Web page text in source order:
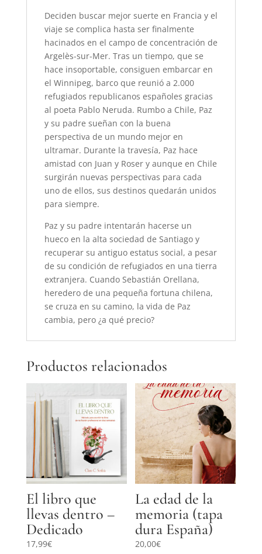
Deciden buscar mejor suerte en Francia y el
viaje se complica hasta ser finalmente
hacinados en el campo de concentración de
Argelès-sur-Mer. Tras un tiempo, que se
hace insoportable, consiguen embarcar en
el Winnipeg, barco que reunió a 2.000
refugiados republicanos españoles gracias
al poeta Pablo Neruda. Rumbo a Chile, Paz
y su padre sueñan con la buena
perspectiva de un mundo mejor en
ultramar. Durante la travesía, Paz hace
amistad con Juan y Roser y aunque en Chile
surgirán nuevas perspectivas para cada
uno de ellos, sus destinos quedarán unidos
para siempre.
Paz y su padre intentarán hacerse un
hueco en la alta sociedad de Santiago y
recuperar su antiguo estatus social, a pesar
de su condición de refugiados en una tierra
extranjera. Cuando Sebastián Orellana,
heredero de una pequeña fortuna chilena,
se cruza en su camino, la vida de Paz
cambia, pero ¿a qué precio?
Productos relacionados
El libro que
llevas dentro –
Dedicado
17,99€
La edad de la
memoria (tapa
dura España)
20,00€